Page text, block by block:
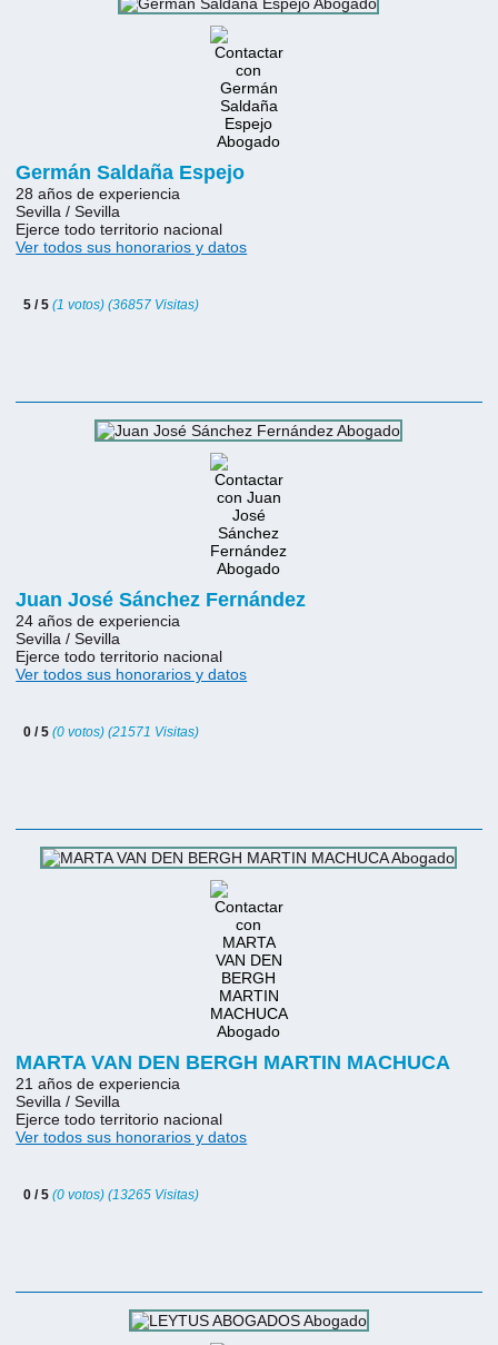
Germán Saldaña Espejo
28 años de experiencia
Sevilla / Sevilla
Ejerce todo territorio nacional
Ver todos sus honorarios y datos
5 / 5(1 votos) (36857 Visitas)
Juan José Sánchez Fernández
24 años de experiencia
Sevilla / Sevilla
Ejerce todo territorio nacional
Ver todos sus honorarios y datos
0 / 5(0 votos) (21571 Visitas)
MARTA VAN DEN BERGH MARTIN MACHUCA
21 años de experiencia
Sevilla / Sevilla
Ejerce todo territorio nacional
Ver todos sus honorarios y datos
0 / 5(0 votos) (13265 Visitas)